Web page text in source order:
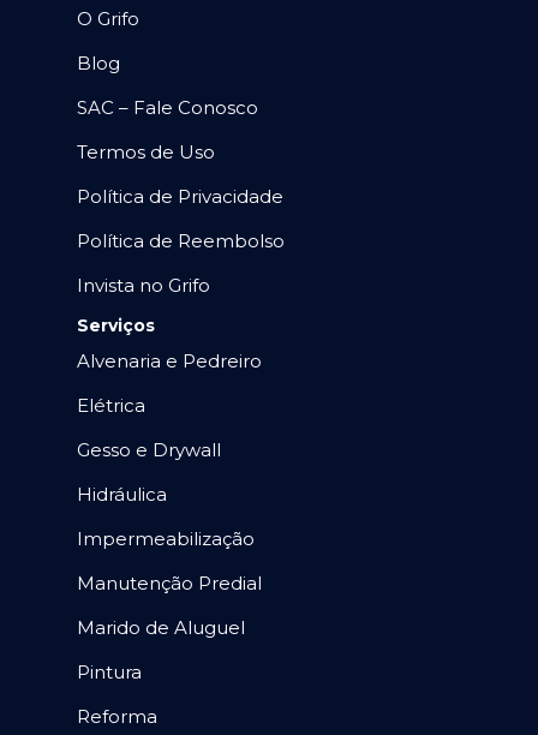
O Grifo
Blog
SAC – Fale Conosco
Termos de Uso
Política de Privacidade
Política de Reembolso
Invista no Grifo
Serviços
Alvenaria e Pedreiro
Elétrica
Gesso e Drywall
Hidráulica
Impermeabilização
Manutenção Predial
Marido de Aluguel
Pintura
Reforma